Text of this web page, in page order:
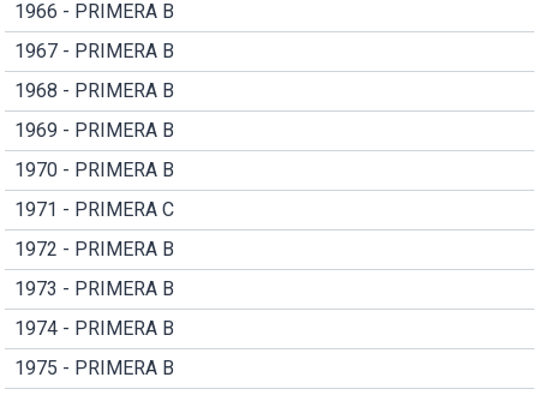
1966 - PRIMERA B
1967 - PRIMERA B
1968 - PRIMERA B
1969 - PRIMERA B
1970 - PRIMERA B
1971 - PRIMERA C
1972 - PRIMERA B
1973 - PRIMERA B
1974 - PRIMERA B
1975 - PRIMERA B